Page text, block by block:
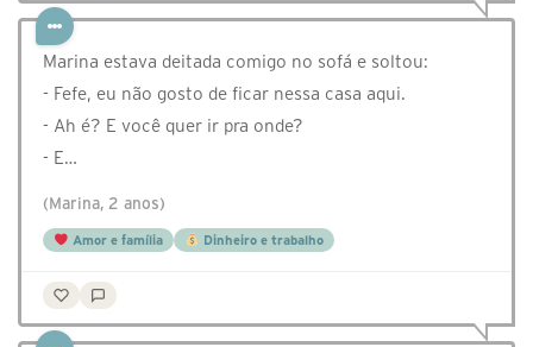
Marina estava deitada comigo no sofá e soltou:
- Fefe, eu não gosto de ficar nessa casa aqui.
- Ah é? E você quer ir pra onde?
- E…
(Marina, 2 anos)
Amor e família Dinheiro e trabalho